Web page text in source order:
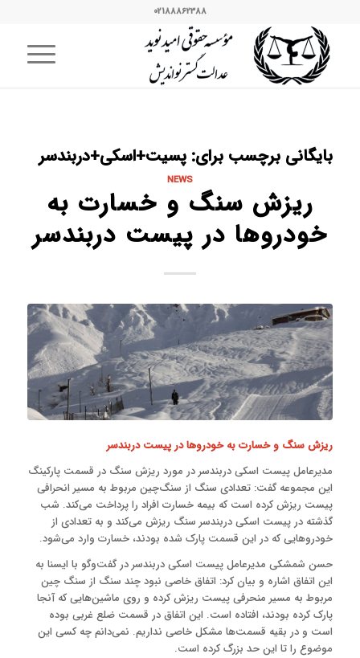
02188862388
بایگانی برچسب برای: پسیت+اسکی+دربندسر
NEWS
ریزش سنگ‌ و خسارت به
خودروها در پیست دربندسر
ریزش سنگ‌ و خسارت به خودروها در پیست دربندسر
مدیرعامل پیست اسکی دربندسر در مورد ریزش سنگ در قسمت پارکینگ
این مجموعه گفت: تعدادی سنگ از سنگ‌چین مربوط به مسیر انحرافی
پیست ریزش کرده است که بیمه خسارت افراد را پرداخت می‌کند. شب
گذشته در پیست اسکی دربندسر سنگ ریزش می‌کند و به تعدادی از
خودروهایی که در این قسمت پارک شده بودند، خسارت وارد می‌شود.
حسن شمشکی مدیرعامل پیست اسکی دربندسر در گفت‌وگو با ایسنا به
این اتفاق اشاره و بیان کرد: اتفاق خاصی نبود چند سنگ از سنگ چین
مربوط به مسیر منحرفی پیست ریزش کرده و روی ماشین‌هایی که آنجا
پارک کرده بودند، افتاده است. این اتفاق در قسمت ضلع غربی بوده
است و در بقیه قسمت‌ها مشکل خاصی نداریم. نمی‌دانم چه کسی این
موضوع را تا این حد بزرگ کرده است.